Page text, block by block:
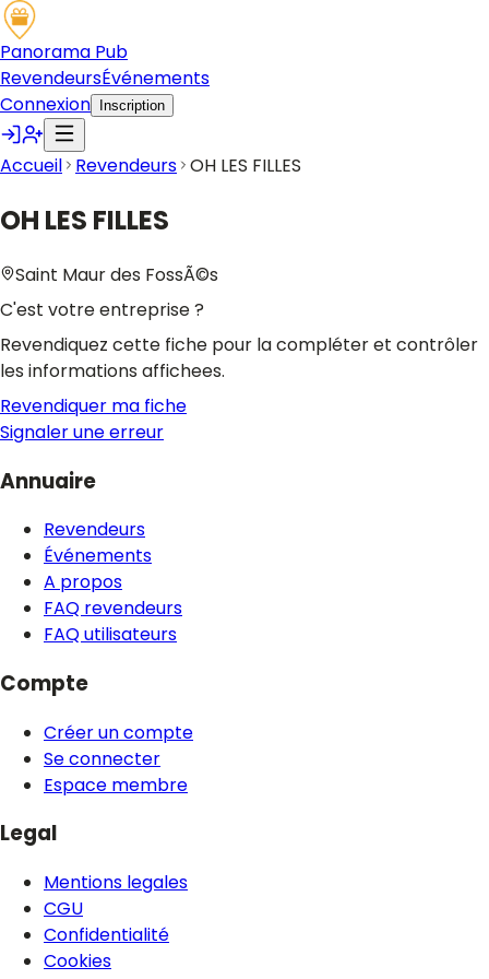
Panorama Pub
RevendeursÉvénements
Connexion
Inscription
Accueil Revendeurs OH LES FILLES
OH LES FILLES
Saint Maur des FossÃ©s
C'est votre entreprise ?
Revendiquez cette fiche pour la compléter et contrôler
les informations affichees.
Revendiquer ma fiche
Signaler une erreur
Annuaire
Revendeurs
Événements
A propos
FAQ revendeurs
FAQ utilisateurs
Compte
Créer un compte
Se connecter
Espace membre
Legal
Mentions legales
CGU
Confidentialité
Cookies